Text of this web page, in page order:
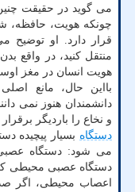
می گوید در حقیقت چنین
چونکه هویت، حافظه،
قرار دارد. او توضیح
منتقل کنید، در واقع
هویت انسان در مغز
بااین حال، مانع
دانشمندان هنوز نمی
و نخاع را باردیگر برقرار
دستگاه بسیار پیچیده
می شود: دستگاه
دستگاه عصبی محیطی
اعصاب محیطی، اگر